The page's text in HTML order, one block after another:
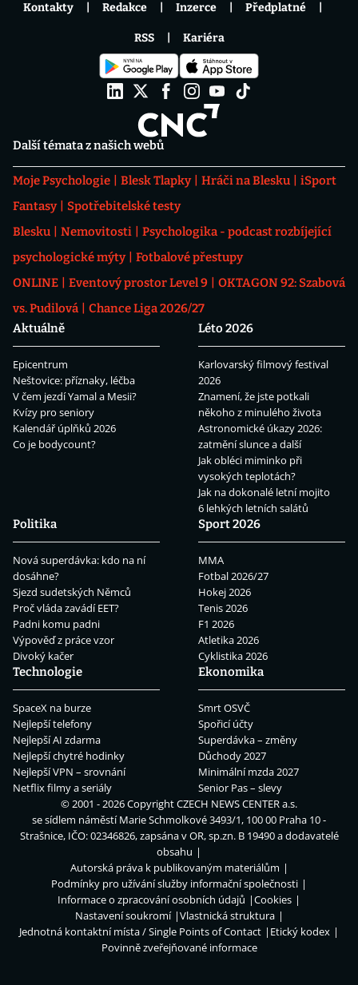
Další témata z našich webů
Moje Psychologie Blesk Tlapky Hráči na Blesku
iSport
Fantasy
Spotřebitelské testy
Blesku
Nemovitosti
Psychologika - podcast rozbíjející
psychologické mýty
Fotbalové přestupy
ONLINE
Eventový prostor Level 9
OKTAGON 92: Szabová
vs. Pudilová
Chance Liga 2026/27
Aktuálně
Epicentrum
Neštovice: příznaky, léčba
V čem jezdí Yamal a Mesii?
Kvízy pro seniory
Kalendář úplňků 2026
Co je bodycount?
Léto 2026
Karlovarský filmový festival
2026
Znamení, že jste potkali
někoho z minulého života
Astronomické úkazy 2026:
zatmění slunce a další
Jak obléci miminko při
vysokých teplotách?
Jak na dokonalé letní mojito
6 lehkých letních salátů
Politika
Nová superdávka: kdo na ní
dosáhne?
Sjezd sudetských Němců
Proč vláda zavádí EET?
Padni komu padni
Výpověď z práce vzor
Divoký kačer
Sport 2026
MMA
Fotbal 2026/27
Hokej 2026
Tenis 2026
F1 2026
Atletika 2026
Cyklistika 2026
Technologie
SpaceX na burze
Nejlepší telefony
Nejlepší AI zdarma
Nejlepší chytré hodinky
Nejlepší VPN – srovnání
Netflix filmy a seriály
Ekonomika
Smrt OSVČ
Spořicí účty
Superdávka – změny
Důchody 2027
Minimální mzda 2027
Senior Pas – slevy
Kontakty Redakce Inzerce Předplatné
RSS Kariéra
© 2001 - 2026 CopyrightCZECH NEWS CENTER a.s.
se sídlem náměstí Marie Schmolkové 3493/1, 100 00 Praha 10 -
Strašnice, IČO: 02346826, zapsána v OR, sp.zn. B 19490 a dodavatelé
obsahu
Autorská práva k publikovaným materiálům
Podmínky pro užívání služby informační společnosti
Informace o zpracování osobních údajů
Cookies
Nastavení soukromí
Vlastnická struktura
Jednotná kontaktní místa / Single Points of Contact
Etický kodex
Povinně zveřejňované informace